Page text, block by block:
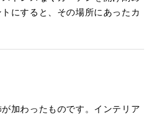
にすると、その場所にあったカ
加わったものです。インテリア